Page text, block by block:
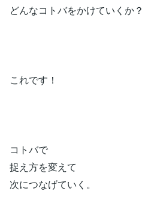
どんなコトバをかけていくか？
これです！
コトバで
捉え方を変えて
次につなげていく。